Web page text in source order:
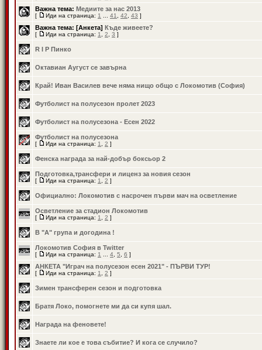
Важна тема: Медиите за нас 2013
[ Иди на страница: 1 41 42 43 ]
Важна тема: [Анкета] Къде живеете?
[ Иди на страница: 1 2 3 ]
R I P Пинко
Октавиан Аугуст се завърна
Край! Иван Василев вече няма нищо общо с Локомотив (София)
Футболист на полусезон пролет 2023
Футболист на полусезона - Есен 2022
Футболист на полусезона
[ Иди на страница: 1 2 ]
Фенска награда за най-добър боксьор 2
Подготовка,трансфери и лиценз за новия сезон
[ Иди на страница: 1 2 ]
Официално: Локомотив с насрочен първи мач на осветление
Осветление за стадион Локомотив
[ Иди на страница: 1 2 ]
В "А" група и догодина !
Локомотив София в Twitter
[ Иди на страница: 1 4 5 6 ]
АНКЕТА "Играч на полусезон есен 2021" - ПЪРВИ ТУР!
[ Иди на страница: 1 2 ]
Зимен трансферен сезон и подготовка
Братя Локо, помогнете ми да си купя шал.
Награда на феновете!
Знаете ли кое е това събитие? И кога се случило?